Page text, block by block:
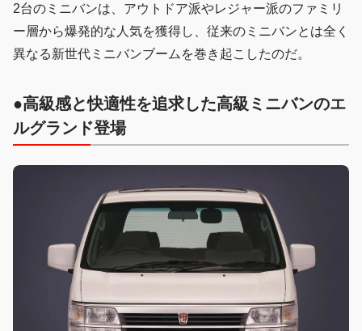
2台のミニバンは、アウトドア派やレジャー派のファミリ
ー層から爆発的な人気を獲得し、従来のミニバンとは全く
異なる新世代ミニバンブームを巻き起こしたのだ。
●高級感と快適性を追求した高級ミニバンのエ
ルグランド登場